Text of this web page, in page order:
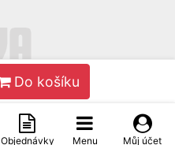
Objednávky Menu Můj účet
Do košíku